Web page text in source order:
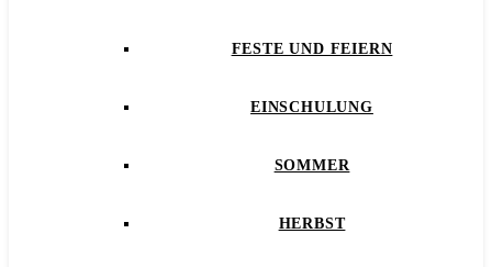
FESTE UND FEIERN
EINSCHULUNG
SOMMER
HERBST